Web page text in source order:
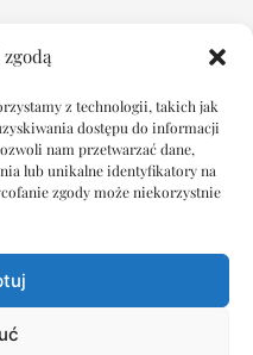
z technologii, takich jak
dostępu do informacji
nam przetwarzać dane,
lub unikalne identyfikatory na
zgody może niekorzystnie